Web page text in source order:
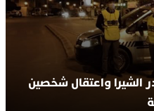
من مخدر الشيرا واعتقال شخصين